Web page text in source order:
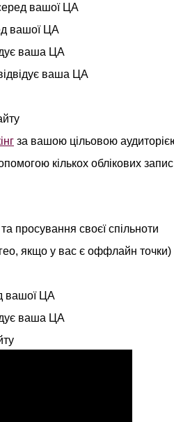
вашої ЦА
вашої ЦА
ваша ЦА
ваша ЦА
за вашою цільовою
кількох облікових
просування своєї спільноти
якщо у вас є оффлайн точки)
вашої ЦА
ваша ЦА